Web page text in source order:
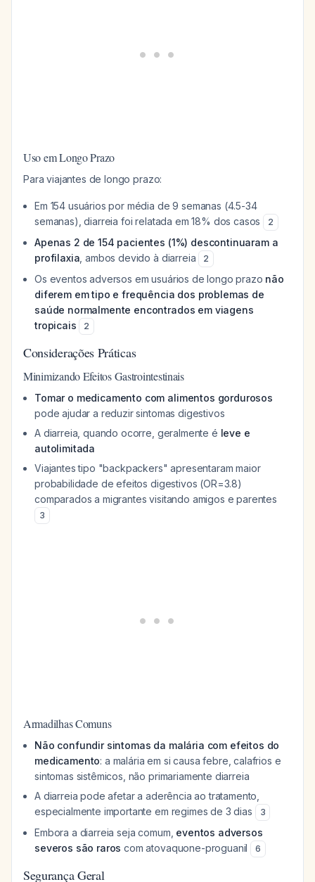
Uso em Longo Prazo
Para viajantes de longo prazo:
Em 154 usuários por média de 9 semanas (4.5-34
semanas), diarreia foi relatada em 18% dos casos
2
Apenas 2 de 154 pacientes (1%) descontinuaram a
profilaxia , ambos devido à diarreia 2
Os eventos adversos em usuários de longo prazo não
diferem em tipo e frequência dos problemas de
saúde normalmente encontrados em viagens
tropicais
2
Considerações Práticas
Minimizando Efeitos Gastrointestinais
Tomar o medicamento com alimentos gordurosos
pode ajudar a reduzir sintomas digestivos
A diarreia, quando ocorre, geralmente é leve e
autolimitada
Viajantes tipo "backpackers" apresentaram maior
probabilidade de efeitos digestivos (OR=3.8)
comparados a migrantes visitando amigos e parentes
3
Armadilhas Comuns
Não confundir sintomas da malária com efeitos do
medicamento: a malária em si causa febre, calafrios e
sintomas sistêmicos, não primariamente diarreia
A diarreia pode afetar a aderência ao tratamento,
especialmente importante em regimes de 3 dias
3
Embora a diarreia seja comum, eventos adversos
severos são raros com atovaquone-proguanil 6
Segurança Geral